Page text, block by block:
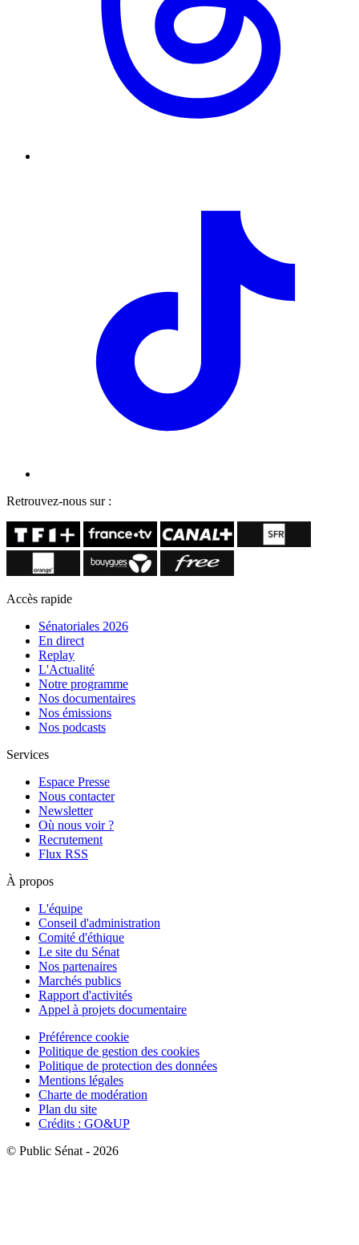
Retrouvez-nous sur :
Accès rapide
Sénatoriales 2026
En direct
Replay
L'Actualité
Notre programme
Nos documentaires
Nos émissions
Nos podcasts
Services
Espace Presse
Nous contacter
Newsletter
Où nous voir ?
Recrutement
Flux RSS
À propos
L'équipe
Conseil d'administration
Comité d'éthique
Le site du Sénat
Nos partenaires
Marchés publics
Rapport d'activités
Appel à projets documentaire
Préférence cookie
Politique de gestion des cookies
Politique de protection des données
Mentions légales
Charte de modération
Plan du site
Crédits : GO&UP
© Public Sénat - 2026